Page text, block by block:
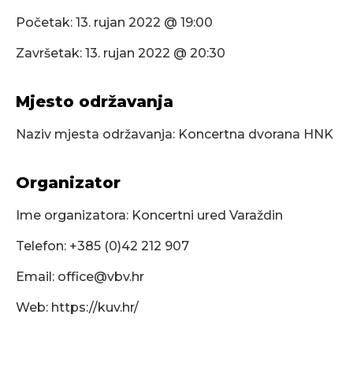
Početak: 13. rujan 2022 @ 19:00
Završetak: 13. rujan 2022 @ 20:30
Mjesto održavanja
Naziv mjesta održavanja: Koncertna dvorana HNK
Organizator
Ime organizatora: Koncertni ured Varaždin
Telefon: +385 (0)42 212 907
Email: office@vbv.hr
Web: https://kuv.hr/